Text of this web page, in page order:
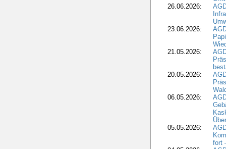
26.06.2026:
23.06.2026:
21.05.2026:
20.05.2026:
06.05.2026:
05.05.2026:
fort